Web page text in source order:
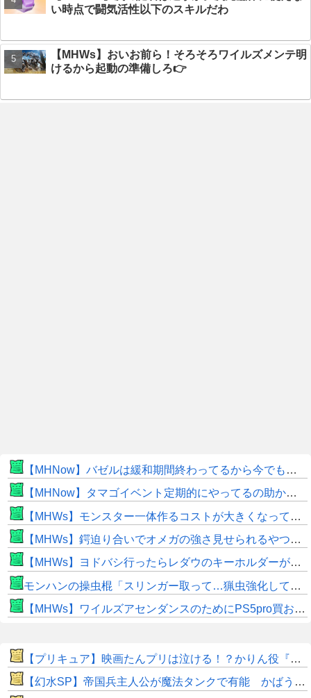
い時点で闘気活性以下のスキルだわ
【MHWs】おいお前ら！そろそろワイルズメンテ明
けるから起動の準備しろ👉
【MHNow】バゼルは緩和期間終わってるから今でもとんでもない数必要なんじゃない？
【MHNow】タマゴイベント定期的にやってるの助かるよね
【MHWs】モンスター一体作るコストが大きくなっている昨今でこそ亜種に頼るべきだよな
【MHWs】鍔迫り合いでオメガの強さ見せられるやつ一番すき
【MHWs】ヨドバシ行ったらレダウのキーホルダーが100円で売ってて草
モンハンの操虫棍「スリンガー取って…猟虫強化して…エキス取って… よし、戦うぞ」←これ
【MHWs】ワイルズアセンダンスのためにPS5pro買おうとしたら転売価格ばかりじゃねーか
【プリキュア】映画たんプリは泣ける！？かりん役『鬼頭明里さん』アラン役『島﨑信長さん』レイン役『内山昂輝さん』だと判明！！
【幻水SP】帝国兵主人公が魔法タンクで有能 かばう＋魔防35％UP、アバターではなく性能も変化